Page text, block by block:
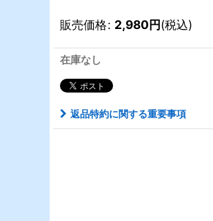
販売価格: 2,980円(税込)
在庫なし
返品特約に関する重要事項